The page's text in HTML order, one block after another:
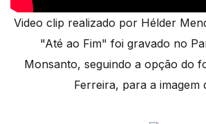
Video clip realizado por Hélder
"Até ao Fim" foi gravado no
Monsanto, seguindo a opção do
Ferreira, para a imagem